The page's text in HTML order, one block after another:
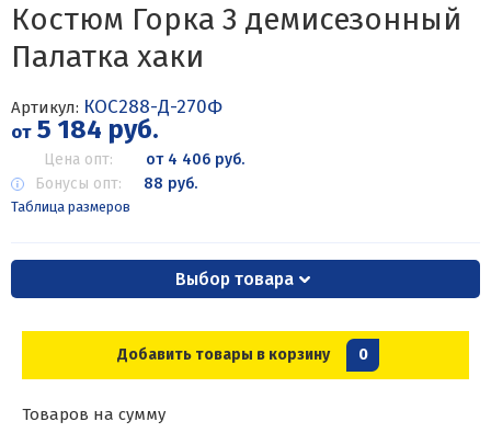
Костюм Горка 3 демисезонный
Палатка хаки
Артикул: КОС288-Д-270Ф
от5 184 руб.
Цена опт:
от 4 406 руб.
Бонусы опт:
88 руб.
Таблица размеров
Выбор товара
Добавить товары в корзину 0
Товаров на сумму